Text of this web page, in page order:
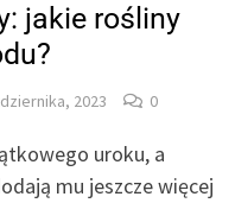
jakie rośliny
2023 0
uroku, a
mu jeszcze więcej